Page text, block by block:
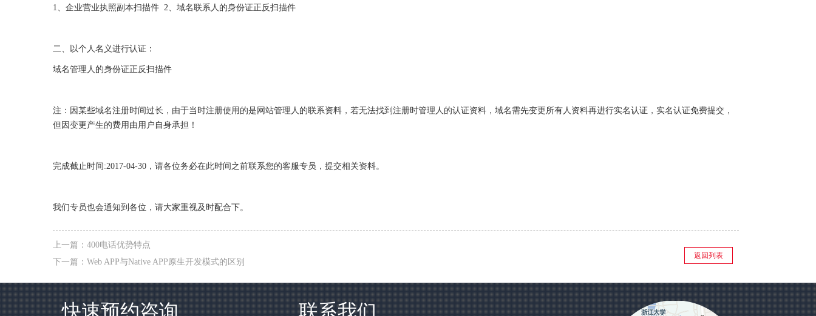
1、企业营业执照副本扫描件 2、域名联系人的身份证正反扫描件
二、以个人名义进行认证：
域名管理人的身份证正反扫描件
注：因某些域名注册时间过长，由于当时注册使用的是网站管理人的联系资料，若无法找到注册时管理人的认证资料，域名需先变更所有人资料再进行实名认证，实名认证免费提交，
但因变更产生的费用由用户自身承担！
完成截止时间:2017-04-30，请各位务必在此时间之前联系您的客服专员，提交相关资料。
我们专员也会通知到各位，请大家重视及时配合下。
上一篇： 400电话优势特点
下一篇： Web APP与Native APP原生开发模式的区别
返回列表
快速预约咨询 联系我们